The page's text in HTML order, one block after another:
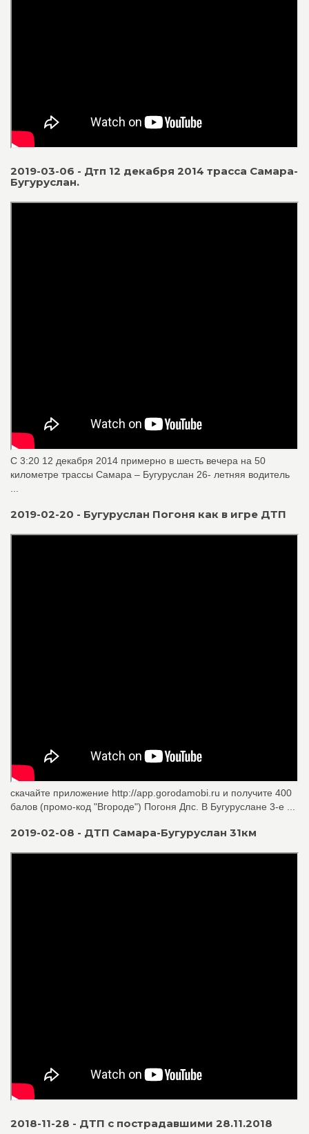
2019-03-06 - Дтп 12 декабря 2014 трасса Самара-
Бугуруслан.
С 3:20 12 декабря 2014 примерно в шесть вечера на 50
километре трассы Самара – Бугуруслан 26- летняя водитель
2019-02-20 - Бугуруслан Погоня как в игре ДТП
скачайте приложение http://app.gorodamobi.ru и получите 400
балов (промо-код "Вгороде") Погоня Дпс. В Бугуруслане 3-е ...
2019-02-08 - ДТП Самара-Бугуруслан 31км
2018-11-28 - ДТП с пострадавшими 28.11.2018